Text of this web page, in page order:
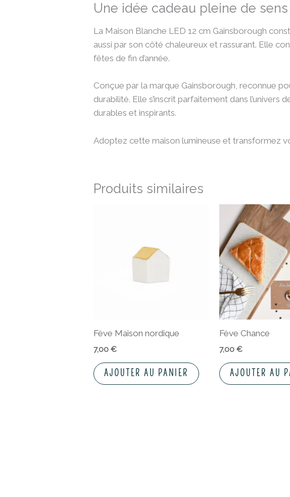
Une idée cadeau pleine de sens
La Maison Blanche LED 12 cm Gainsborough
aussi par son côté chaleureux et rassurant. Elle
fêtes de fin d’année.
Conçue par la marque Gainsborough, reconnue
durabilité. Elle s’inscrit parfaitement dans
durables et inspirants.
Adoptez cette maison lumineuse et transformez
Produits similaires
Fève Maison nordique
7,00€
AJOUTER AU PANIER
Fève Chance
7,00 €
AJOUTER AU